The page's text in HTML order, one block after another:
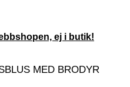
ej i butik!
MED BRODYR